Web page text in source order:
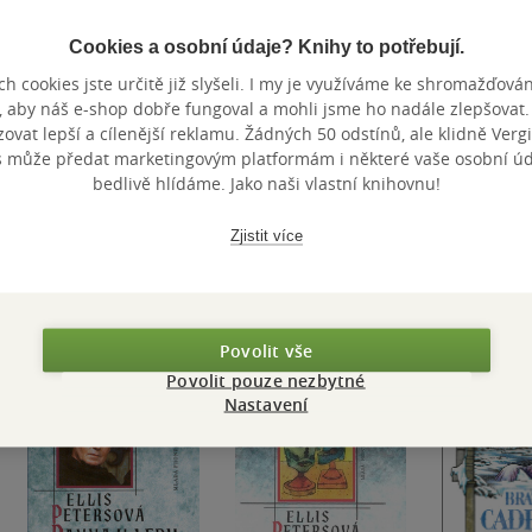
Audiokniha(CD)
Nedostupné
5.0
z
Audiokniha(mp3)
328 Kč
Koupit
z
E-kniha
299 Kč
Cookies a osobní údaje? Knihy to potřebují.
cookies jste určitě již slyšeli. I my je využíváme ke
aby náš e-shop dobře fungoval a mohli jsme ho nadále zlepšovat.
lepší a cílenější reklamu. Žádných 50 odstínů, ale klidně
může předat marketingovým platformám i některé vaše osobní
bedlivě hlídáme. Jako naši vlastní knihovnu!
Zjistit více
Povolit vše
Povolit pouze nezbytné
Nastavení